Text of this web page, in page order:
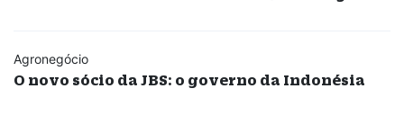
Agronegócio
O novo sócio da JBS: o governo da Indonésia